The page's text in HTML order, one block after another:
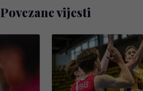
Povezane vijesti